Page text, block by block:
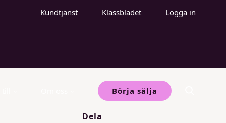
Kundtjänst Klassbladet Logga in
Börja sälja
Dela